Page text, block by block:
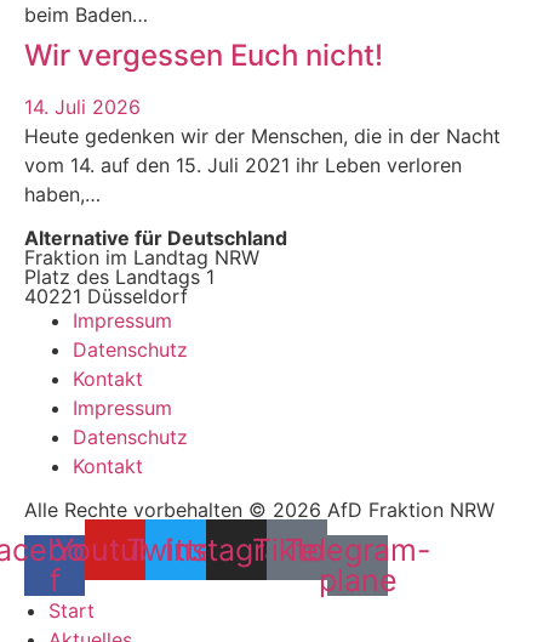
beim Baden…
Wir vergessen Euch nicht!
14. Juli 2026
Heute gedenken wir der Menschen, die in der Nacht
vom 14. auf den 15. Juli 2021 ihr Leben verloren
haben,…
Alternative für Deutschland
Fraktion im Landtag NRW
Platz des Landtags 1
40221 Düsseldorf
Impressum
Datenschutz
Kontakt
Impressum
Datenschutz
Kontakt
Alle Rechte vorbehalten © 2026 AfD Fraktion NRW
f
YoutubeTwitter
Instagram
Tiktok
Telegram-
plane
Start